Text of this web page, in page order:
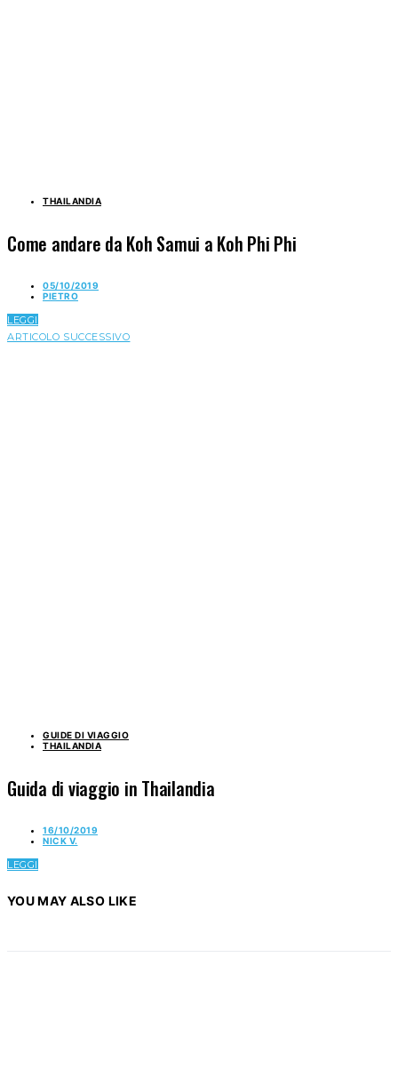
THAILANDIA
Come andare da Koh Samui a Koh Phi Phi
05/10/2019
PIETRO
LEGGI
ARTICOLO SUCCESSIVO
GUIDE DI VIAGGIO
THAILANDIA
Guida di viaggio in Thailandia
16/10/2019
NICK V.
LEGGI
YOU MAY ALSO LIKE